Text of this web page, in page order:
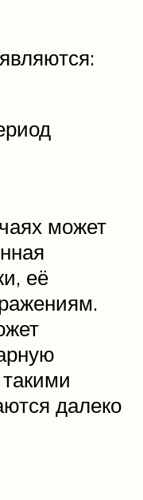
может
её
далеко